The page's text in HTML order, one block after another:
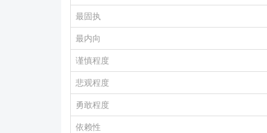
最固执
最内向
谨慎程度
悲观程度
勇敢程度
依赖性